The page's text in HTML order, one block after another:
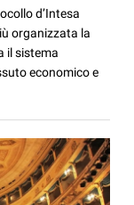
d’Intesa
organizzata la
il sistema
economico e